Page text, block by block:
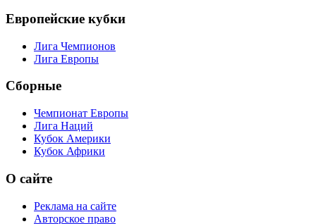
Европейские кубки
Лига Чемпионов
Лига Европы
Сборные
Чемпионат Европы
Лига Наций
Кубок Америки
Кубок Африки
О сайте
Реклама на сайте
Авторское право